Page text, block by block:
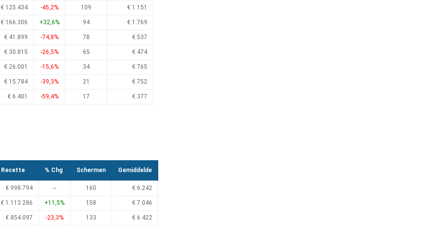
€ 125.434 -45,2% 109 € 1.151
€ 166.306 +32,6% 94 € 1.769
€ 41.899 -74,8% 78 € 537
€ 30.815 -26,5% 65 € 474
€ 26.001 -15,6% 34 € 765
€ 15.784 -39,3% 21 € 752
€ 6.401 -59,4% 17 € 377
Recette % Chg Schermen Gemiddelde
€ 998.794 -- 160 € 6.242
€ 1.113.286 +11,5% 158 € 7.046
€ 854.097 -23,3% 133 € 6.422